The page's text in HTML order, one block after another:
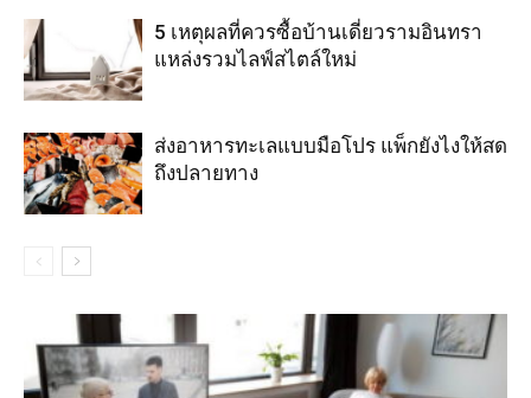
5 เหตุผลที่ควรซื้อบ้านเดี่ยวรามอินทรา
แหล่งรวมไลฟ์สไตล์ใหม่
ส่งอาหารทะเลแบบมือโปร แพ็กยังไงให้สด
ถึงปลายทาง